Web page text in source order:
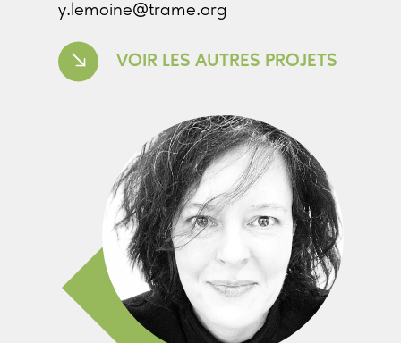
y.lemoine@trame.org
VOIR LES AUTRES PROJETS